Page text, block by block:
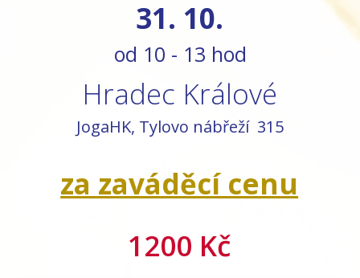
31. 10.
od 10 - 13 hod
Hradec Králové
JogaHK, Tylovo nábřeží 315
za zaváděcí cenu
1200 Kč